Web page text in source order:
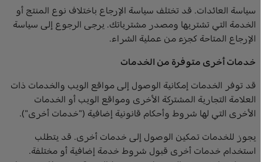
سياسة العائدات. قد تختلف سياسة الإرجاع باختلاف نوع المنتج أو
الخدمة التي تشتريها ومصدر مشترياتك. يرجى الرجوع إلى سياسة
الإرجاع المتاحة كجزء من عملية الشراء.
خدمات أخرى متوفرة من الخدمات
قد توفر الخدمات إمكانية الوصول إلى مواقع الويب والخدمات ذات
العلامة التجارية المشتركة الأخرى ومواقع الويب أو الخدمات
الأخرى التي لها شروط وأحكام قانونية إضافية ("خدمات أخرى").
يجوز للخدمات تمكين الوصول إلى خدمات أخرى. قد يتطلب
استخدام خدمات أخرى قبول شروط خدمة إضافية أو مختلفة.